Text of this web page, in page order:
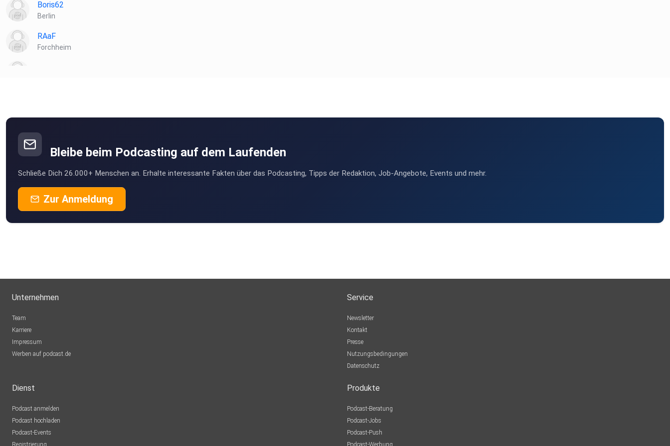
Boris62
Berlin
RAaF
Forchheim
Bleibe beim Podcasting auf dem Laufenden
Schließe Dich 26.000+ Menschen an. Erhalte interessante Fakten über das Podcasting, Tipps der Redaktion, Job-Angebote, Events und mehr.
Zur Anmeldung
Unternehmen
Team
Karriere
Impressum
Werben auf podcast.de
Service
Newsletter
Kontakt
Presse
Nutzungsbedingungen
Datenschutz
Dienst
Podcast anmelden
Podcast hochladen
Podcast-Events
Registrierung
Produkte
Podcast-Beratung
Podcast-Jobs
Podcast-Push
Podcast-Werbung